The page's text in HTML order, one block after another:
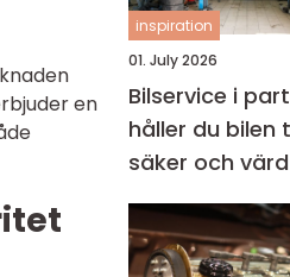
en
inspiration
01. July 2026
Bilservice i
håller du bilen
säker och